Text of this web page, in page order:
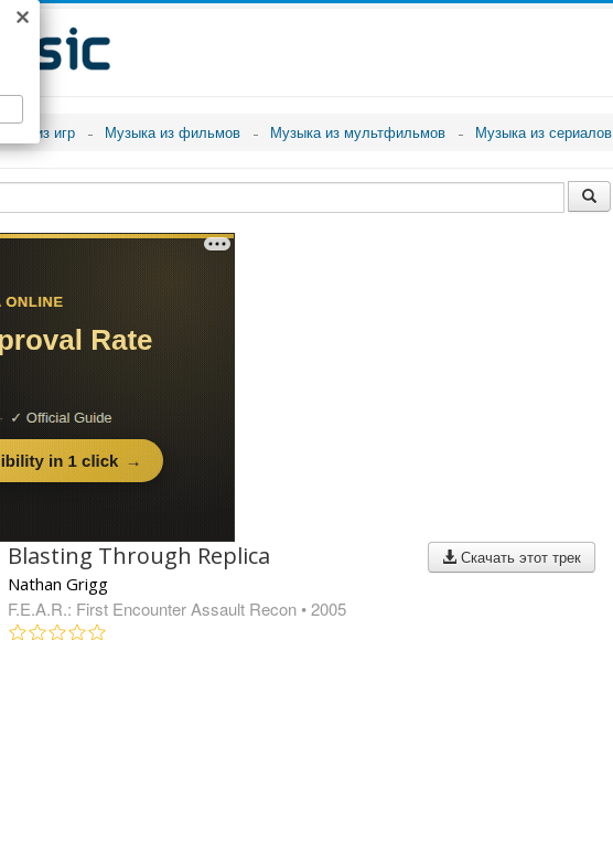
из игр Музыка из фильмов Музыка из мультфильмов Музыка из сериалов
Скачать этот трек
Blasting Through Replica
Nathan Grigg
F.E.A.R.: First Encounter Assault Recon • 2005